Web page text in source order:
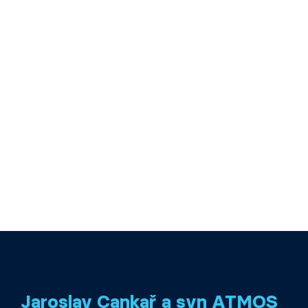
Jaroslav Cankař a syn ATMOS